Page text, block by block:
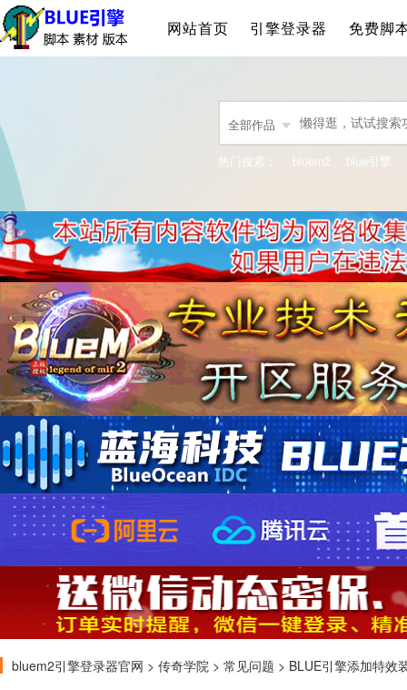
网站首页 引擎登录器 免费脚
全部作品
热门搜索： bluem2 blue引擎
bluem2引擎登录器官网 > 传奇学院 > 常见问题 > BLUE引擎添加特效